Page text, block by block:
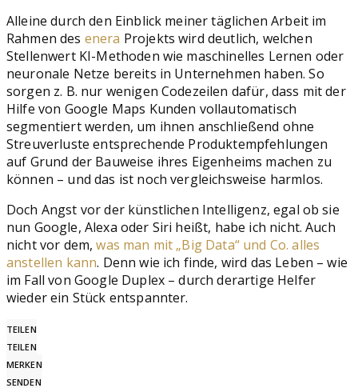
Alleine durch den Einblick meiner täglichen Arbeit im
Rahmen des enera Projekts wird deutlich, welchen
Stellenwert KI-Methoden wie maschinelles Lernen oder
neuronale Netze bereits in Unternehmen haben. So
sorgen z. B. nur wenigen Codezeilen dafür, dass mit der
Hilfe von Google Maps Kunden vollautomatisch
segmentiert werden, um ihnen anschließend ohne
Streuverluste entsprechende Produktempfehlungen
auf Grund der Bauweise ihres Eigenheims machen zu
können – und das ist noch vergleichsweise harmlos.
Doch Angst vor der künstlichen Intelligenz, egal ob sie
nun Google, Alexa oder Siri heißt, habe ich nicht. Auch
nicht vor dem,was man mit „Big Data“ und Co. alles
anstellen kann. Denn wie ich finde, wird das Leben – wie
im Fall von Google Duplex – durch derartige Helfer
wieder ein Stück entspannter.
TEILEN
TEILEN
MERKEN
SENDEN